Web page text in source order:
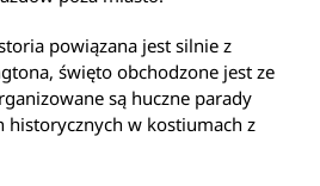
powiązana jest silnie z
święto obchodzone jest ze
są huczne parady
historycznych w kostiumach z